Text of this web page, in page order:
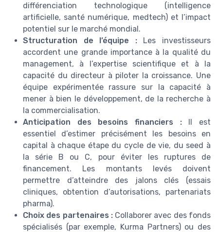
différenciation technologique (intelligence
artificielle, santé numérique, medtech) et l’impact
potentiel sur le marché mondial.
Structuration de l’équipe :Les investisseurs
accordent une grande importance à la qualité du
management, à l’expertise scientifique et à la
capacité du directeur à piloter la croissance. Une
équipe expérimentée rassure sur la capacité à
mener à bien le développement, de la recherche à
la commercialisation.
Anticipation des besoins financiers :Il est
essentiel d’estimer précisément les besoins en
capital à chaque étape du cycle de vie, du seed à
la série B ou C, pour éviter les ruptures de
financement. Les montants levés doivent
permettre d’atteindre des jalons clés (essais
cliniques, obtention d’autorisations, partenariats
pharma).
Choix des partenaires :Collaborer avec des fonds
spécialisés (par exemple, Kurma Partners) ou des